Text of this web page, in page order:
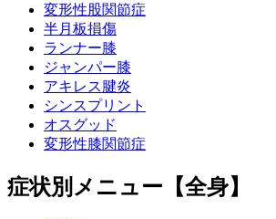
変形性股関節症
半月板損傷
ランナー膝
ジャンパー膝
アキレス腱炎
シンスプリント
オスグッド
変形性膝関節症
症状別メニュー【全身】